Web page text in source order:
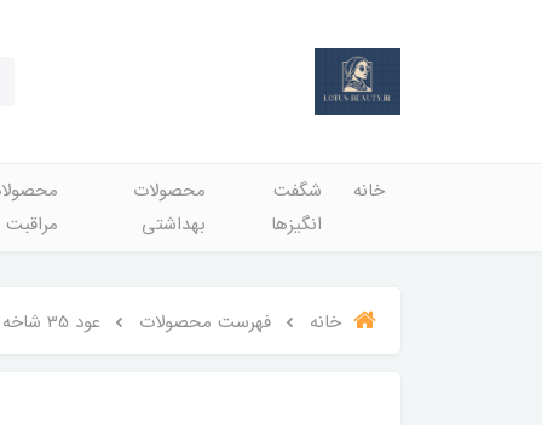
خانه
شگفت
انگيزها
محصولات
بهداشتي
خانه فهرست محصولات عود 35 شاخه ای عربی لیا